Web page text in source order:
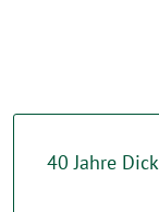
40 Jahre